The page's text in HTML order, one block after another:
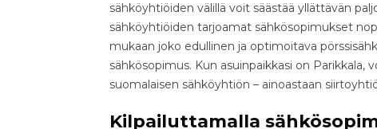
sähköyhtiöiden välillä voit säästää yllättävän
sähköyhtiöiden tarjoamat sähkösopimukset
mukaan joko edullinen ja optimoitava
sähkösopimus. Kun asuinpaikkasi on
suomalaisen sähköyhtiön – ainoastaan
Kilpailuttamalla